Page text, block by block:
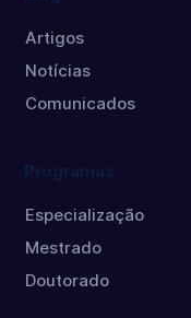
Artigos
Notícias
Comunicados
Programas
Especialização
Mestrado
Doutorado